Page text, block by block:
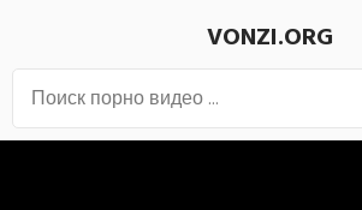
VONZI.ORG